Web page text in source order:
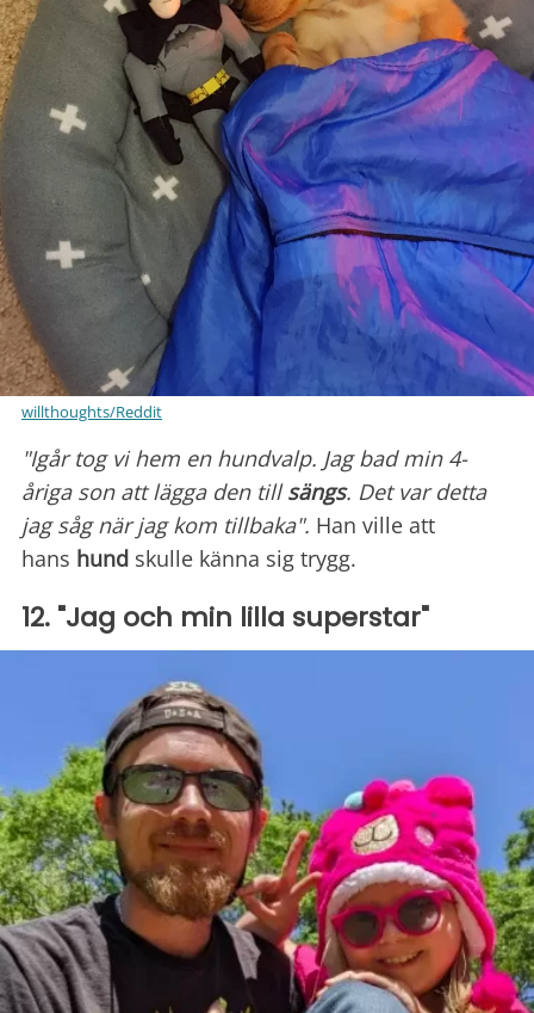
willthoughts/Reddit
"Igår tog vi hem en hundvalp. Jag bad min 4-
åriga son att lägga den tillsängs. Det var detta
jag såg när jag kom tillbaka". Han ville att
hans hund skulle känna sig trygg.
12. "Jag och min lilla superstar"